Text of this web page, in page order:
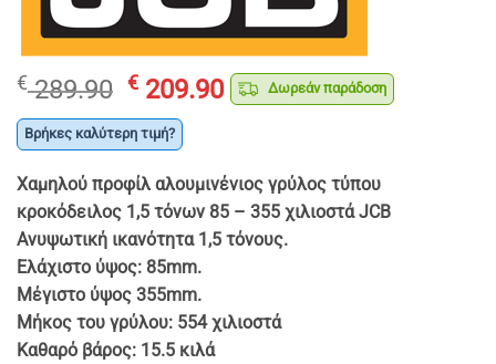
€289.90 Original
price
was:
€ 209.90Η
τρέχουσα
€ 209.90.
Δωρεάν παράδοση
Βρήκες καλύτερη τιμή?
Χαμηλού προφίλ αλουμινένιος γρύλος τύπου
κροκόδειλος 1,5 τόνων 85 – 355 χιλιοστά JCB
Ανυψωτική ικανότητα 1,5 τόνους.
Ελάχιστο ύψος: 85mm.
Μέγιστο ύψος 355mm.
Μήκος του γρύλου: 554 χιλιοστά
Καθαρό βάρος: 15.5 κιλά